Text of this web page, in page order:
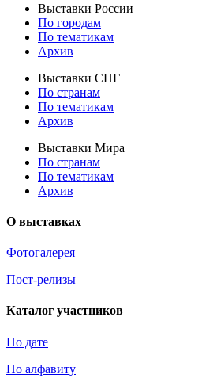
Выставки России
По городам
По тематикам
Архив
Выставки СНГ
По странам
По тематикам
Архив
Выставки Мира
По странам
По тематикам
Архив
О выставках
Фотогалерея
Пост-релизы
Каталог участников
По дате
По алфавиту